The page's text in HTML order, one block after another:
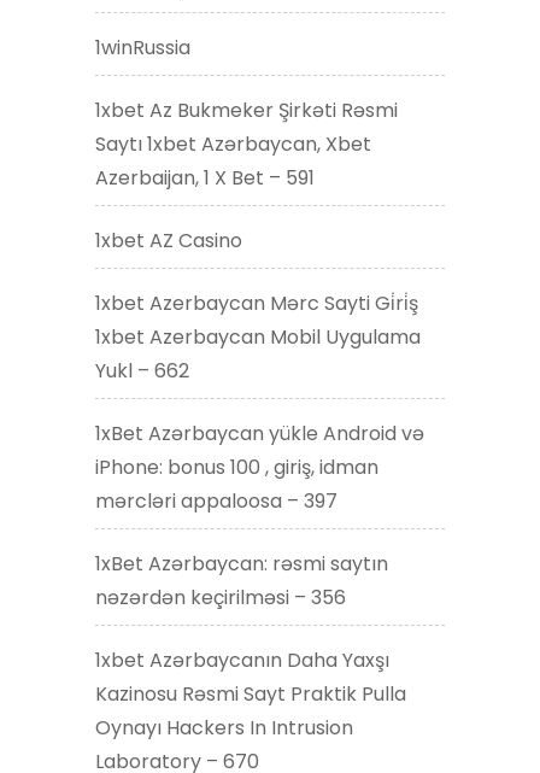
1winRussia
1xbet Az Bukmeker Şirkəti Rəsmi
Saytı 1xbet Azərbaycan, Xbet
Azerbaijan, 1 X Bet – 591
1xbet AZ Casino
1xbet Azerbaycan Mərc Sayti Gi̇ri̇ş
1xbet Azerbaycan Mobil Uygulama
Yukl – 662
1xBet Azərbaycan yükle Android və
iPhone: bonus 100 , giriş, idman
mərcləri appaloosa – 397
1xBet Azərbaycan: rəsmi saytın
nəzərdən keçirilməsi – 356
1xbet Azərbaycanın Daha Yaxşı
Kazinosu Rəsmi Sayt Praktik Pulla
Oynayı Hackers In Intrusion
Laboratory – 670